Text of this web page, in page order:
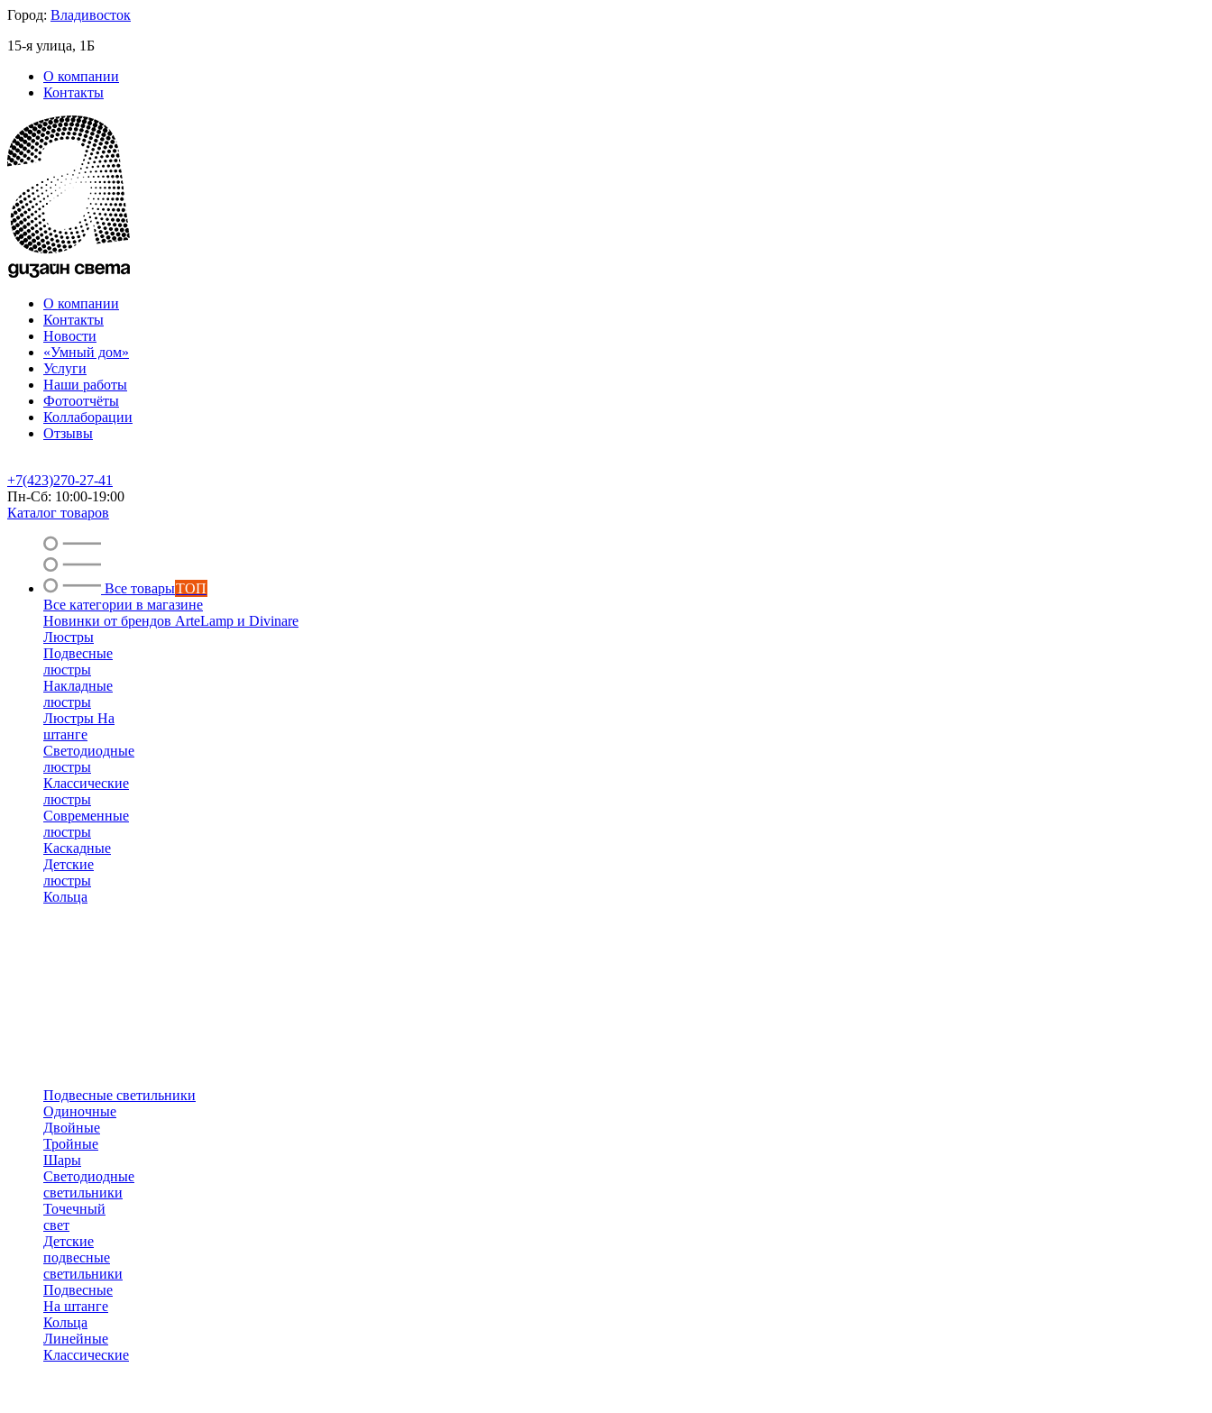
Город: Владивосток
15-я улица, 1Б
О компании
Контакты
О компании
Контакты
Новости
«Умный дом»
Услуги
Наши работы
Фотоотчёты
Коллаборации
Отзывы
+7(423)270-27-41
Пн-Сб: 10:00-19:00
Каталог товаров
Все товарыТОП
Все категории в магазине
Новинки от брендов ArteLamp и Divinare
Люстры
Подвесные
люстры
Накладные
люстры
Люстры На
штанге
Светодиодные
люстры
Классические
люстры
Современные
люстры
Каскадные
Детские
люстры
Кольца
Подвесные светильники
Одиночные
Двойные
Тройные
Шары
Светодиодные
светильники
Точечный
свет
Детские
подвесные
светильники
Подвесные
На штанге
Кольца
Линейные
Классические